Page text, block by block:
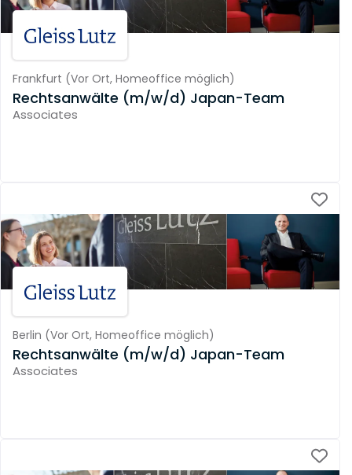
Frankfurt (Vor Ort, Homeoffice möglich)
Rechtsanwälte (m/w/d) Japan-Team
Associates
Berlin (Vor Ort, Homeoffice möglich)
Rechtsanwälte (m/w/d) Japan-Team
Associates